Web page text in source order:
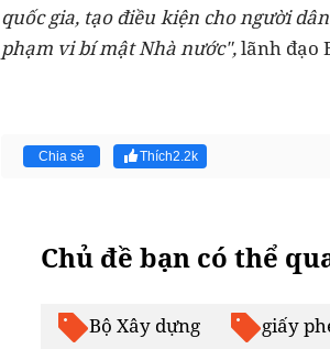
quốc gia, tạo điều kiện cho người
phạm vi bí mật Nhà nước",lãnh đạo
Chia sẻ Thích2.2k
Chủ đề bạn có thể
Bộ Xây dựng giấy